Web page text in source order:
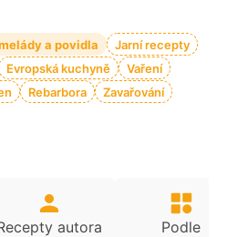
a povidla
Jarní recepty
Evropská kuchyně
Vaření
Rebarbora Zavařování
autora
Podle